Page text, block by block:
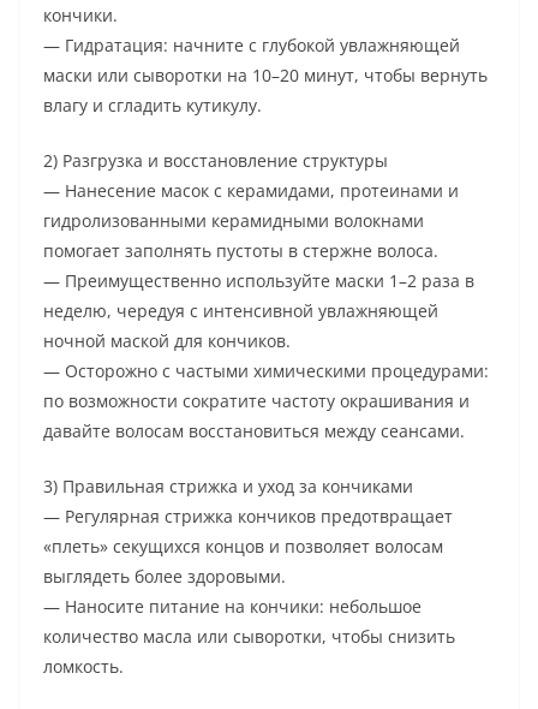
кончики.
— Гидратация: начните с глубокой увлажняющей
маски или сыворотки на 10–20 минут, чтобы вернуть
влагу и сгладить кутикулу.
2) Разгрузка и восстановление структуры
— Нанесение масок с керамидами, протеинами и
гидролизованными керамидными волокнами
помогает заполнять пустоты в стержне волоса.
— Преимущественно используйте маски 1–2 раза в
неделю, чередуя с интенсивной увлажняющей
ночной маской для кончиков.
— Осторожно с частыми химическими процедурами:
по возможности сократите частоту окрашивания и
давайте волосам восстановиться между сеансами.
3) Правильная стрижка и уход за кончиками
— Регулярная стрижка кончиков предотвращает
«плеть» секущихся концов и позволяет волосам
выглядеть более здоровыми.
— Наносите питание на кончики: небольшое
количество масла или сыворотки, чтобы снизить
ломкость.